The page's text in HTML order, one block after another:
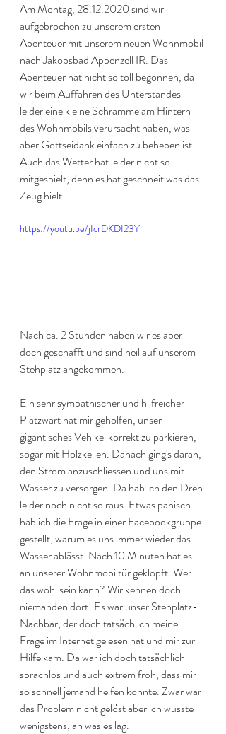
Am Montag, 28.12.2020 sind wir
aufgebrochen zu unserem ersten
Abenteuer mit unserem neuen Wohnmobil
nach Jakobsbad Appenzell IR. Das
Abenteuer hat nicht so toll begonnen, da
wir beim Auffahren des Unterstandes
leider eine kleine Schramme am Hintern
des Wohnmobils verursacht haben, was
aber Gottseidank einfach zu beheben ist.
Auch das Wetter hat leider nicht so
mitgespielt, denn es hat geschneit was das
Zeug hielt...
https://youtu.be/jIcrDKDI23Y
Nach ca. 2 Stunden haben wir es aber
doch geschafft und sind heil auf unserem
Stehplatz angekommen.
Ein sehr sympathischer und hilfreicher
Platzwart hat mir geholfen, unser
gigantisches Vehikel korrekt zu parkieren,
sogar mit Holzkeilen. Danach ging's daran,
den Strom anzuschliessen und uns mit
Wasser zu versorgen. Da hab ich den Dreh
leider noch nicht so raus. Etwas panisch
hab ich die Frage in einer Facebookgruppe
gestellt, warum es uns immer wieder das
Wasser ablässt. Nach 10 Minuten hat es
an unserer Wohnmobiltür geklopft. Wer
das wohl sein kann? Wir kennen doch
niemanden dort! Es war unser Stehplatz-
Nachbar, der doch tatsächlich meine
Frage im Internet gelesen hat und mir zur
Hilfe kam. Da war ich doch tatsächlich
sprachlos und auch extrem froh, dass mir
so schnell jemand helfen konnte. Zwar war
das Problem nicht gelöst aber ich wusste
wenigstens, an was es lag.